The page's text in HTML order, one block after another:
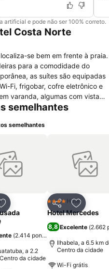
artificial e pode não ser 100% correto.
Costa Norte
se bem em frente à praia.
para a comodidade do
Fi, frigobar, cofre eletrônico e
varanda, algumas com vista
salão de jogos, sala de
molhado serve drinques e
Cocanha e a cerca de 15
semelhantes
semelhantes
Adicionar aos favoritos
(2.414 pontuações
a 2.2
da cidade
Partilhar
4 EstrelasHotel
Hotel Mercedes
8,8 Excelente (2.662
Ilhabela, a 6.5 km
Centro da cidade
Wi-Fi grátis